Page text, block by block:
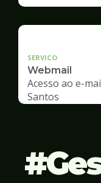
SERVICO
Webmail
Acesso ao e-
Santos